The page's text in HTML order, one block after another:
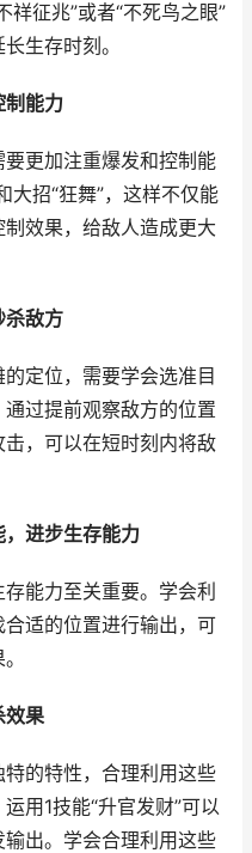
祥征兆”或者“不死鸟之眼”
生存时刻。
能力
更加注重爆发和控制能
大招“狂舞”，这样不仅能
效果，给敌人造成更大
敌方
定位，需要学会选准目
过提前观察敌方的位置
，可以在短时刻内将敌
进步生存能力
能力至关重要。学会利
适的位置进行输出，可
果
的特性，合理利用这些
用1技能“升官发财”可以
出。学会合理利用这些